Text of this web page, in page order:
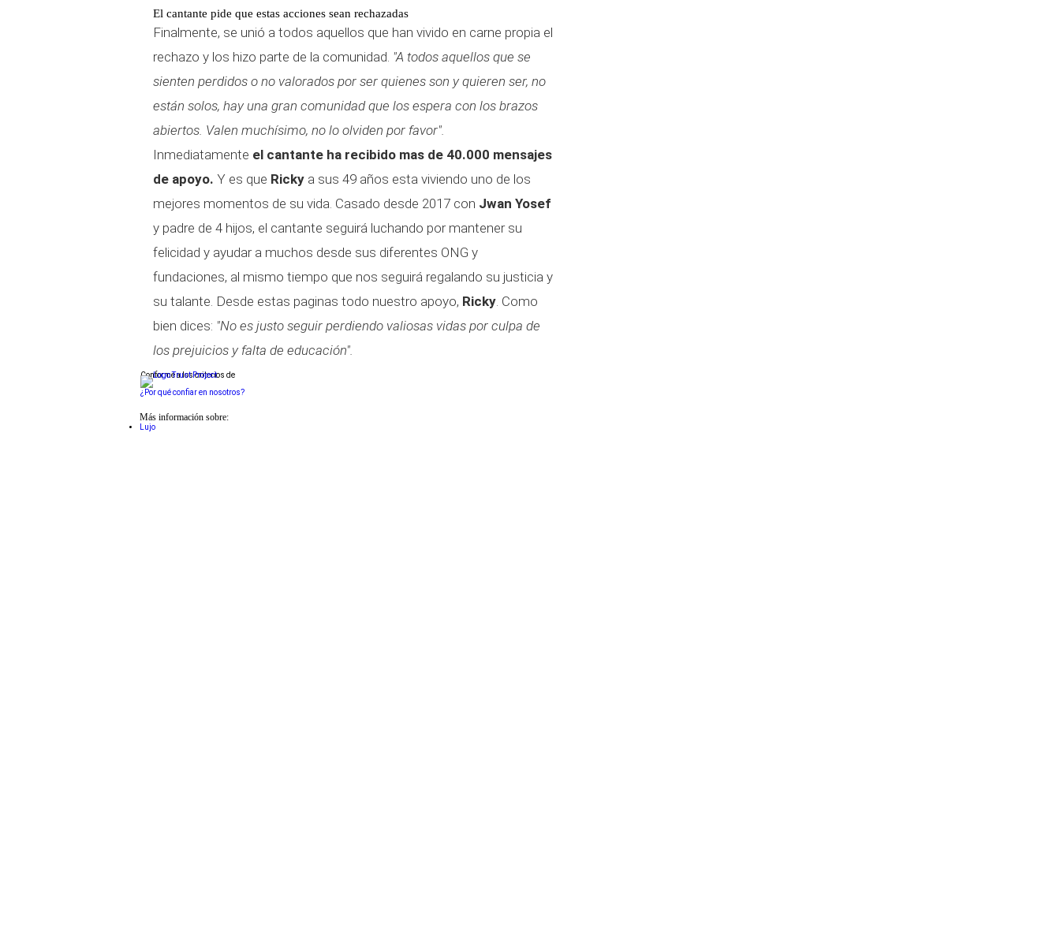
El cantante pide que estas acciones sean rechazadas
Finalmente, se unió a todos aquellos que han vivido en carne propia el
rechazo y los hizo parte de la comunidad. "A todos aquellos que se
sienten perdidos o no valorados por ser quienes son y quieren ser, no
están solos, hay una gran comunidad que los espera con los brazos
abiertos. Valen muchísimo, no lo olviden por favor".
Inmediatamente el cantante ha recibido mas de 40.000 mensajes
de apoyo. Y es que Ricky a sus 49 años esta viviendo uno de los
mejores momentos de su vida. Casado desde 2017 con Jwan Yosef
y padre de 4 hijos, el cantante seguirá luchando por mantener su
felicidad y ayudar a muchos desde sus diferentes ONG y
fundaciones, al mismo tiempo que nos seguirá regalando su justicia y
su talante. Desde estas paginas todo nuestro apoyo, Ricky . Como
bien dices: "No es justo seguir perdiendo valiosas vidas por culpa de
los prejuicios y falta de educación".
Conforme a los criterios de
¿Por qué confiar en nosotros?
Más información sobre:
Lujo